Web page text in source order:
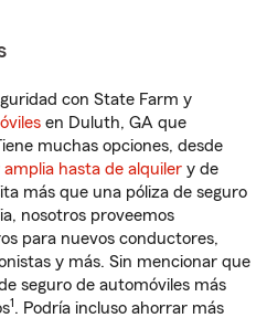
con State Farm y
en Duluth, GA que
muchas opciones, desde
amplia hasta de alquiler y de
más que una póliza de seguro
nosotros proveemos
para nuevos conductores,
y más. Sin mencionar que
seguro de automóviles más
1. Podría incluso ahorrar más